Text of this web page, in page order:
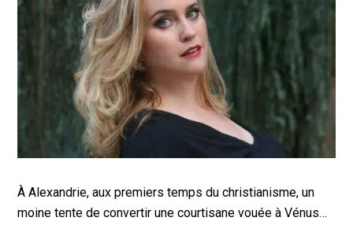
À Alexandrie, aux premiers temps du christianisme, un
moine tente de convertir une courtisane vouée à Vénus…